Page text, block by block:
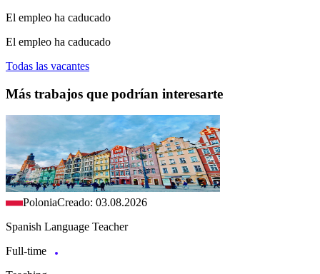
El empleo ha caducado
El empleo ha caducado
Todas las vacantes
Más trabajos que podrían interesarte
PoloniaCreado: 03.08.2026
Spanish Language Teacher
Full-time